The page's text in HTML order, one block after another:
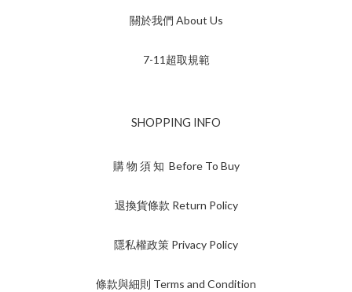
關於我們 About Us
7-11超取規範
SHOPPING INFO
購 物 須 知 Before To Buy
退換貨條款 Return Policy
隱私權政策 Privacy Policy
條款與細則 Terms and Condition